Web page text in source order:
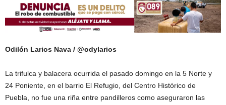
Odilón Larios Nava / @odylarios
La trifulca y balacera ocurrida el pasado domingo en la 5 Norte y
24 Poniente, en el barrio El Refugio, del Centro Histórico de
Puebla, no fue una riña entre pandilleros como aseguraron las